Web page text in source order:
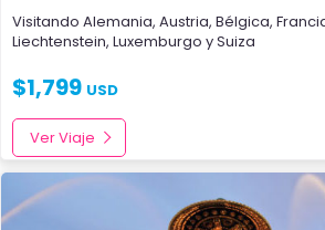
Visitando Alemania, Austria, Bélgica,
Liechtenstein, Luxemburgo ySuiza
$1,799 USD
Ver Viaje